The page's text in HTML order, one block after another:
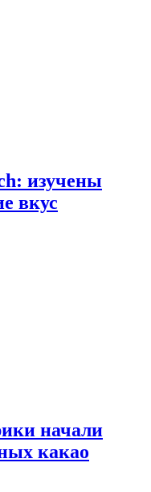
изучены
вкус
начали
какао